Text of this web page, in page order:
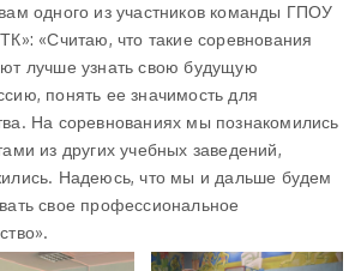
одного из участников команды ГПОУ
«Считаю, что такие соревнования
лучше узнать свою будущую
понять ее значимость для
На соревнованиях мы познакомились
из других учебных заведений,
Надеюсь, что мы и дальше будем
свое профессиональное